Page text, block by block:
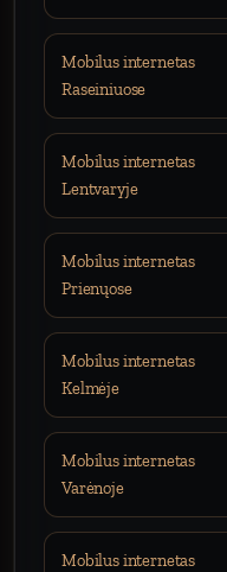
Mobilus internetas
Raseiniuose
Mobilus internetas
Lentvaryje
Mobilus internetas
Prienųose
Mobilus internetas
Kelmėje
Mobilus internetas
Varėnoje
Mobilus internetas